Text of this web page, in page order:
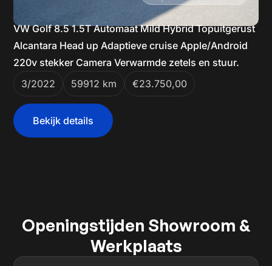
VW Golf 8.5 1.5T Automaat Mild Hybrid Topuitgerust
Alcantara Head up Adaptieve cruise Apple/Android
220v stekker Camera Verwarmde zetels en stuur.
3/2022
59912 km €23.750,00
Bekijk details
Openingstijden Showroom &
Werkplaats